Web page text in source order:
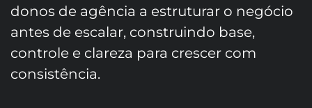
donos de agência a estruturar o negócio
antes de escalar, construindo base,
controle e clareza para crescer com
consistência.